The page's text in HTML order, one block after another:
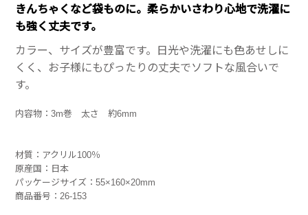
きんちゃくなど袋ものに。柔らかいさわり心地で洗濯に
も強く丈夫です。
カラー、サイズが豊富です。日光や洗濯にも色あせしに
くく、お子様にもぴったりの丈夫でソフトな風合いで
す。
内容物：3m巻 太さ 約6mm
材質：アクリル100％
原産国：日本
パッケージサイズ：55×160×20mm
商品番号：26-153